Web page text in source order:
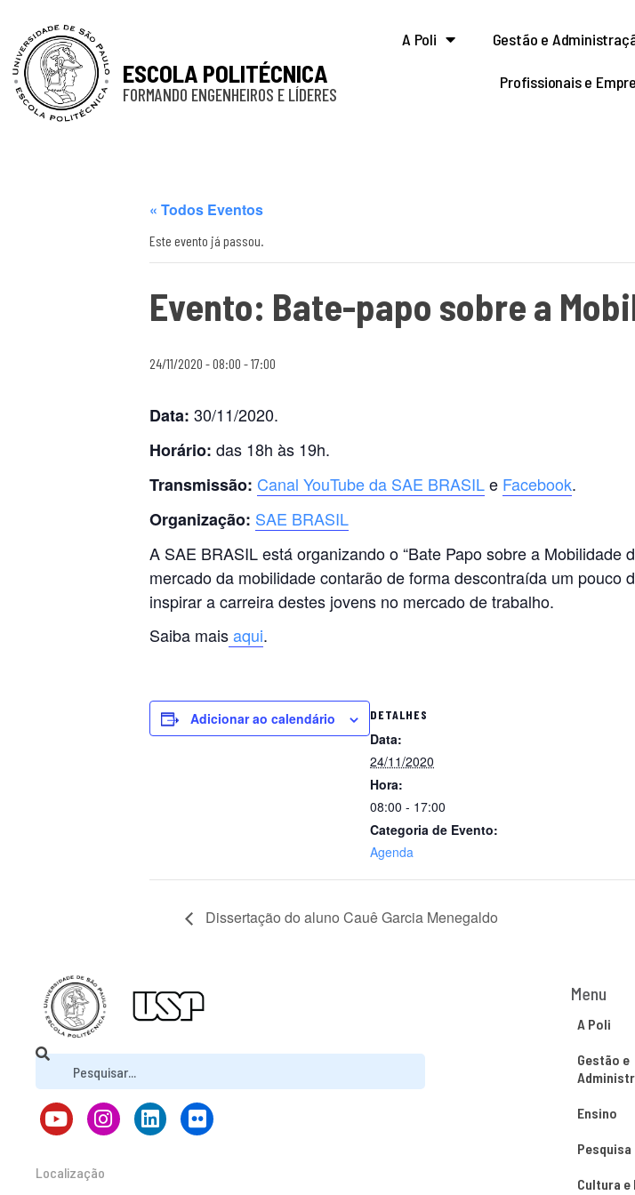
ESCOLA POLITÉCNICA
FORMANDO ENGENHEIROS E LÍDERES
A Poli Gestão e
Profissionais e
« Todos Eventos
Este evento já passou.
Evento: Bate-papo sobre a
24/11/2020 - 08:00 -17:00
Data: 30/11/2020.
Horário: das 18h às 19h.
Transmissão: Canal YouTube da SAE BRASILe Facebook.
Organização: SAE BRASIL
A SAE BRASIL está organizando o “Bate Papo sobre a
mercado da mobilidade contarão de forma descontraída um
inspirar a carreira destes jovens no mercado de trabalho.
Saiba maisaqui.
Adicionar ao calendário DETALHES
Data:
24/11/2020
Hora:
08:00 - 17:00
Categoria de Evento:
Agenda
Dissertação do aluno Cauê Garcia Menegaldo
Localização
Menu
A Poli
Gestão e
Ensino
Pesquisa
Cultura e